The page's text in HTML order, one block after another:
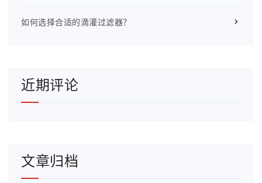
如何选择合适的滴灌过滤器？
近期评论
文章归档